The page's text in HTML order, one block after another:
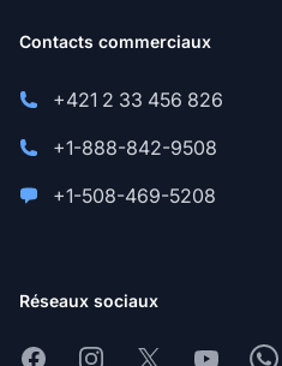
Contacts commerciaux
+421 2 33 456 826
+1-888-842-9508
+1-508-469-5208
Réseaux sociaux
FacebookInstagram
X Youtube